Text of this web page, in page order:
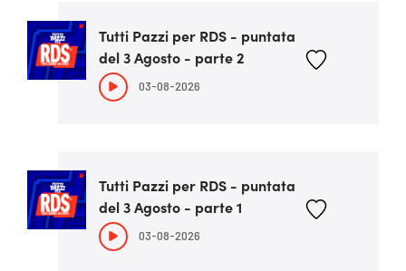
Tutti Pazzi per RDS - puntata
del 3 Agosto - parte 2
03-08-2026
Tutti Pazzi per RDS - puntata
del 3 Agosto - parte 1
03-08-2026